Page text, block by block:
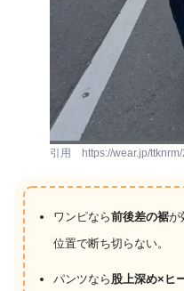
引用 https://wear.jp/
ワンピなら前後差の裾が
位置で断ち切らない。
パンツなら 股上深め×ヒ